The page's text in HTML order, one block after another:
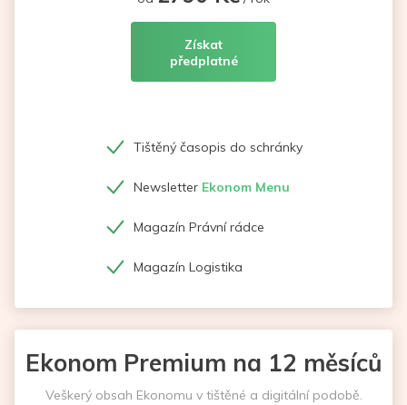
Získat
předplatné
Tištěný časopis do schránky
Newsletter Ekonom Menu
Magazín Právní rádce
Magazín Logistika
Ekonom Premium na 12 měsíců
Veškerý obsah Ekonomu v tištěné a digitální podobě.